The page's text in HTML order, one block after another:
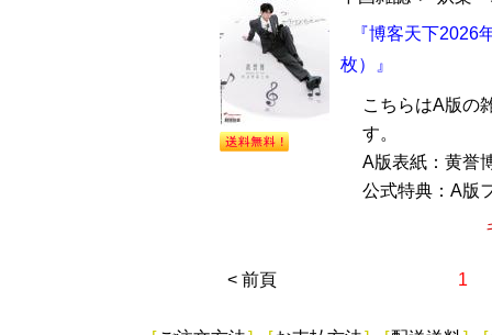
『博客天下2026
枚）』
こちらはA版の
す。
A版表紙：黄誉
公式特典：A版
< 前頁 1